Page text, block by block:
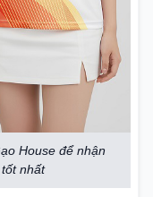
House để nhận
nhất